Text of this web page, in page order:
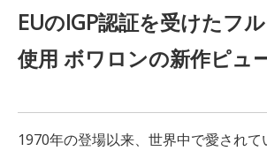
EUのIGP認証を受けたフ
使用 ボワロンの新作ピュ
1970年の登場以来、世界中で愛されて